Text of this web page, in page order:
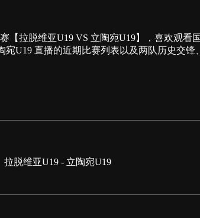
【拉脱维亚U19 VS 立陶宛U19】，喜欢观
U19 直播的近期比赛列表以及两队历史交
拉脱维亚U19 - 立陶宛U19